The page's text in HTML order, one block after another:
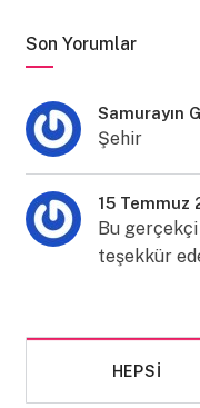
Son Yorumlar
Samurayın
Şehir
15 Temmuz
Bu
teşekkür
HEPSI